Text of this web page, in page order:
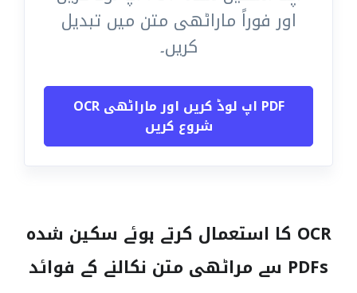
اور فوراً ماراٹھی متن میں تبدیل
کریں۔
PDF اپ لوڈ کریں اور ماراٹھی OCR
شروع کریں
OCR کا استعمال کرتے ہوئے سکین شدہ
PDFs سے مراٹھی متن نکالنے کے فوائد